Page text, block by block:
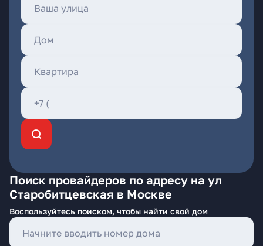
Поиск провайдеров по адресу на ул
Старобитцевская в Москве
Воспользуйтесь поиском, чтобы найти свой дом